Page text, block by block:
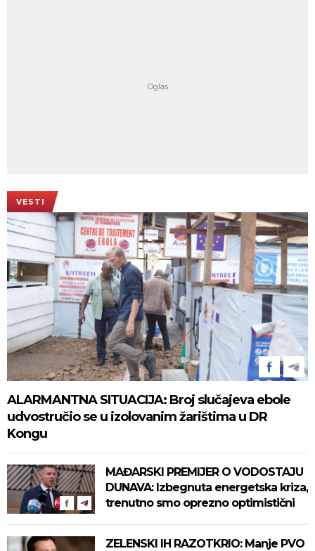
VESTI
ALARMANTNA SITUACIJA: Broj slučajeva ebole
udvostručio se u izolovanim žarištima u DR
Kongu
MAĐARSKI PREMIJER O VODOSTAJU
DUNAVA: Izbegnuta energetska kriza,
trenutno smo oprezno optimistični
ZELENSKI IH RAZOTKRIO: Manje PVO